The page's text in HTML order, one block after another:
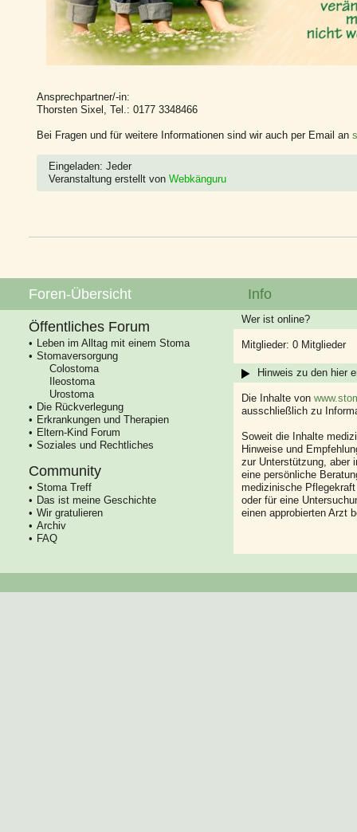
Ansprechpartner/-in:
Thorsten Sixel, Tel.: 0177 3348466
Bei Fragen und für weitere Informationen sind wir auch per Email an
Eingeladen: Jeder
Veranstaltung erstellt von Webkänguru
Foren-Übersicht
Öffentliches Forum
Leben im Alltag mit einem Stoma
Stomaversorgung
Colostoma
Ileostoma
Urostoma
Die Rückverlegung
Erkrankungen und Therapien
Eltern-Kind Forum
Soziales und Rechtliches
Community
Stoma Treff
Das ist meine Geschichte
Wir gratulieren
Archiv
FAQ
Info
Wer ist online?
Mitglieder: 0 Mitglieder
Hinweis zu den hier
Die Inhalte von
ausschließlich zu
Soweit die Inhalte
Hinweise und
zur Unterstützung, aber
eine persönliche
medizinische
oder für eine
einen approbierten Arzt